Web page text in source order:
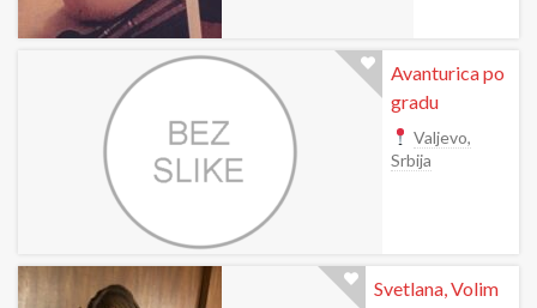
Avanturica po
gradu
Valjevo,
Srbija
Svetlana, Volim